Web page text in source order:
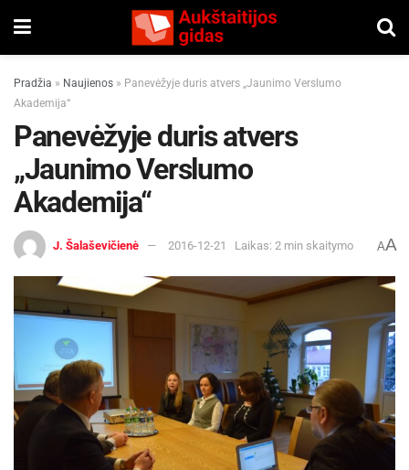
Pradžia » Naujienos » Panevėžyje duris atvers „Jaunimo Verslumo
Akademija“
Panevėžyje duris atvers
„Jaunimo Verslumo
Akademija“
J. Šalaševičienė 2016-12-21 Laikas: 2 min skaitymo AA